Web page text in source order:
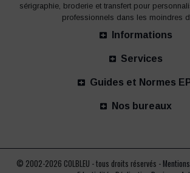
sérigraphie, broderie et transfert pour
professionnels dans les moindres
Informations
Services
Guides et Normes
Nos bureaux
© 2002-2026 COLBLEU - tous droits réservés -